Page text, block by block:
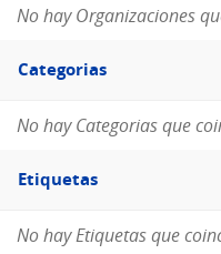
No hay Organizaciones
Filtro
Categorias
Categorias
No hay Categorias que
Filtro
Etiquetas
Etiquetas
No hay Etiquetas que